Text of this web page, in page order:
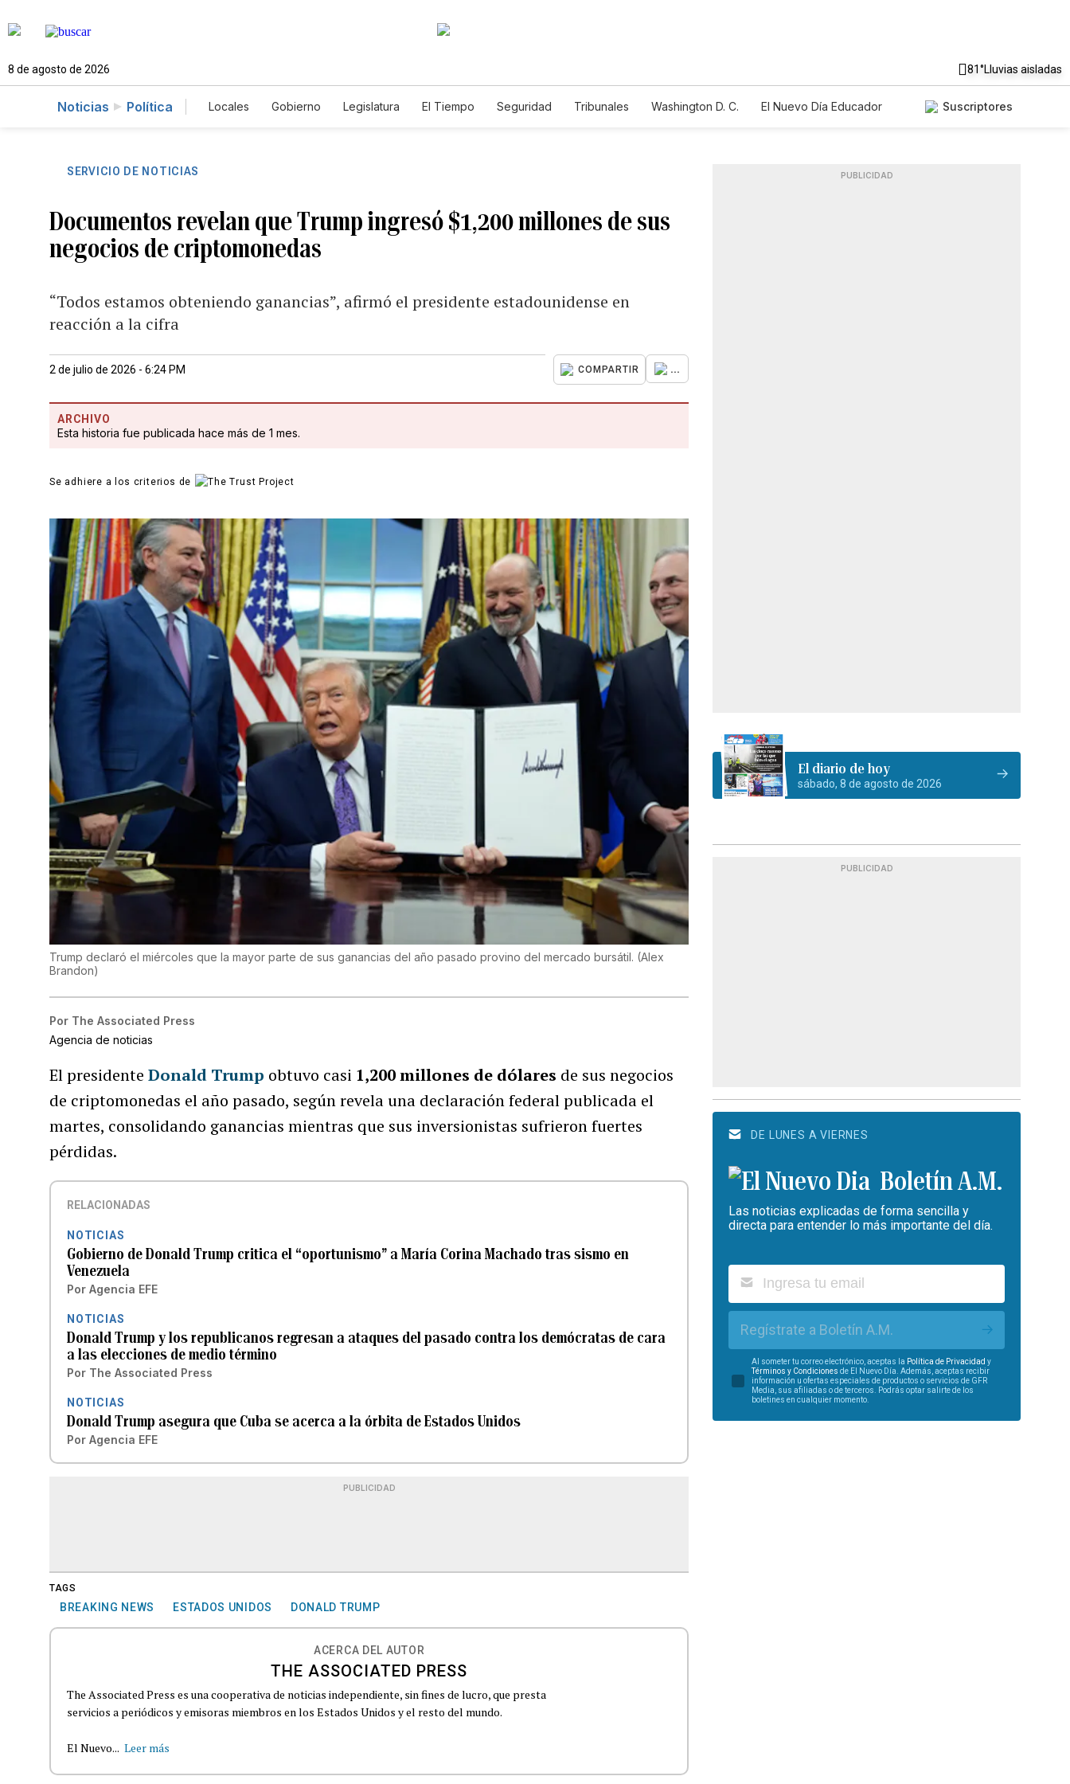
8 de agosto de 2026 81°Lluvias aisladas
Noticias Política Locales Gobierno Legislatura El Tiempo Seguridad Tribunales Washington D. C.
El Nuevo Día Educador
Suscriptores
SERVICIO DE NOTICIAS
Documentos revelan que Trump ingresó $1,200 millones de sus
negocios de criptomonedas
“Todos estamos obteniendo ganancias”, afirmó el presidente estadounidense en
reacción a la cifra
2 de julio de 2026 - 6:24 PM COMPARTIR ...
ARCHIVO
Esta historia fue publicada hace más de 1 mes.
Se adhiere a los criterios de
Trump declaró el miércoles que la mayor parte de sus ganancias del año pasado provino del mercado bursátil. (Alex
Brandon)
Por The Associated Press
Agencia de noticias
El presidente Donald Trump obtuvo casi 1,200 millones de dólares de sus negocios
de criptomonedas el año pasado, según revela una declaración federal publicada el
martes, consolidando ganancias mientras que sus inversionistas sufrieron fuertes
pérdidas.
RELACIONADAS
NOTICIAS
Gobierno de Donald Trump critica el “oportunismo” a María Corina Machado tras sismo en
Venezuela
Por Agencia EFE
NOTICIAS
Donald Trump y los republicanos regresan a ataques del pasado contra los demócratas de cara
a las elecciones de medio término
Por The Associated Press
NOTICIAS
Donald Trump asegura que Cuba se acerca a la órbita de Estados Unidos
Por Agencia EFE
PUBLICIDAD
TAGS
BREAKING NEWS ESTADOS UNIDOS DONALD TRUMP
ACERCA DEL AUTOR
THE ASSOCIATED PRESS
The Associated Press es una cooperativa de noticias independiente, sin fines de lucro, que presta
servicios a periódicos y emisoras miembros en los Estados Unidos y el resto del mundo.
El Nuevo... Leer más
PUBLICIDAD
El diario de hoy
sábado, 8 de agosto de 2026
PUBLICIDAD
DE LUNES A VIERNES
Boletín A.M.
Las noticias explicadas de forma sencilla y
directa para entender lo más importante del día.
Regístrate a Boletín A.M.
Al someter tu correo electrónico, aceptas la Política de Privacidad y
Términos y Condiciones de El Nuevo Día. Además, aceptas recibir
información u ofertas especiales de productos o servicios de GFR
Media, sus afiliadas o de terceros. Podrás optar salirte de los
boletines en cualquier momento.